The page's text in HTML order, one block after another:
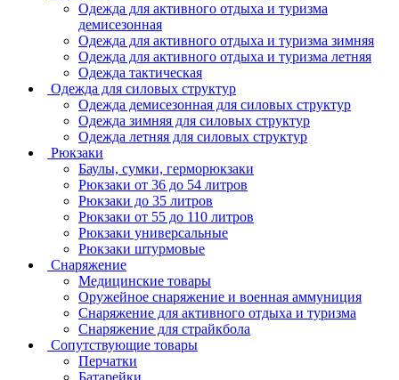
Одежда для активного отдыха и туризма
демисезонная
Одежда для активного отдыха и туризма зимняя
Одежда для активного отдыха и туризма летняя
Одежда тактическая
Одежда для силовых структур
Одежда демисезонная для силовых структур
Одежда зимняя для силовых структур
Одежда летняя для силовых структур
Рюкзаки
Баулы, сумки, герморюкзаки
Рюкзаки от 36 до 54 литров
Рюкзаки до 35 литров
Рюкзаки от 55 до 110 литров
Рюкзаки универсальные
Рюкзаки штурмовые
Снаряжение
Медицинские товары
Оружейное снаряжение и военная аммуниция
Снаряжение для активного отдыха и туризма
Снаряжение для страйкбола
Сопутствующие товары
Перчатки